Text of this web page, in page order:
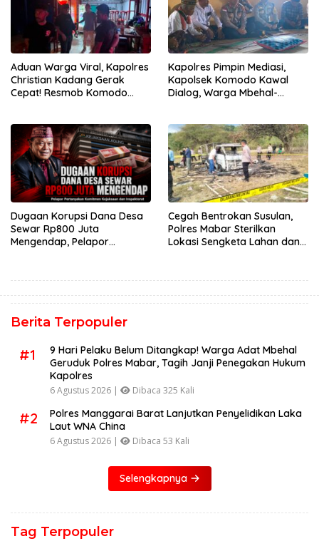
Aduan Warga Viral, Kapolres
Christian Kadang Gerak
Cepat! Resmob Komodo
Kapolres Pimpin Mediasi,
Kapolsek Komodo Kawal
Dialog, Warga Mbehal-
Dugaan Korupsi Dana Desa
Sewar Rp800 Juta
Mengendap, Pelapor
Cegah Bentrokan Susulan,
Polres Mabar Sterilkan
Lokasi Sengketa Lahan dan
Berita Terpopuler
#1
9 Hari Pelaku Belum Ditangkap! Warga Adat Mbehal
Geruduk Polres Mabar, Tagih Janji Penegakan Hukum
Kapolres
6 Agustus 2026 | Dibaca 325 Kali
#2
Polres Manggarai Barat Lanjutkan Penyelidikan Laka
Laut WNA China
6 Agustus 2026 | Dibaca 53 Kali
Selengkapnya
Tag Terpopuler